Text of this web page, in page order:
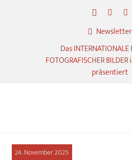
Newsletter
Das INTERNATIONALE
FOTOGRAFISCHER
präsentiert
24. November 2025